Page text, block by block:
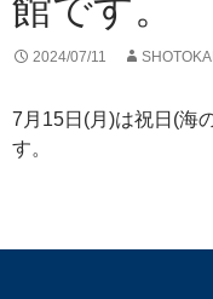
プ
館です。
2024/07/11 SHOTOKAI
7月15日(月)は祝日(海
す。